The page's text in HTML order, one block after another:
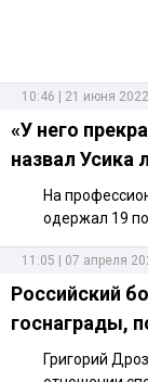
10:46 | 21 июня 2022
«У него
назвал
На
одержал 19
11:05 | 07 апреля
Российский
госнаграды,
Григорий